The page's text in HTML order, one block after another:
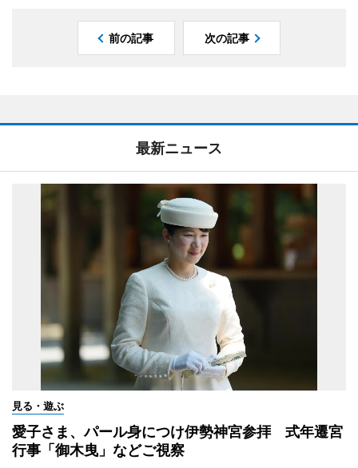
前の記事 次の記事
最新ニュース
見る・遊ぶ
愛子さま、パール身につけ伊勢神宮参拝 式年遷宮
行事「御木曳」などご視察